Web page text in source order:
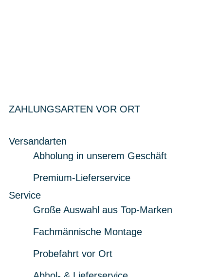
ZAHLUNGSARTEN VOR ORT
Versandarten
Abholung in unserem Geschäft
Premium-Lieferservice
Service
Große Auswahl aus Top-Marken
Fachmännische Montage
Probefahrt vor Ort